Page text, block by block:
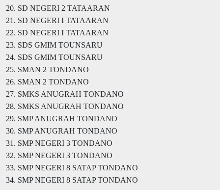
20. SD NEGERI 2 TATAARAN
21. SD NEGERI I TATAARAN
22. SD NEGERI I TATAARAN
23. SDS GMIM TOUNSARU
24. SDS GMIM TOUNSARU
25. SMAN 2 TONDANO
26. SMAN 2 TONDANO
27. SMKS ANUGRAH TONDANO
28. SMKS ANUGRAH TONDANO
29. SMP ANUGRAH TONDANO
30. SMP ANUGRAH TONDANO
31. SMP NEGERI 3 TONDANO
32. SMP NEGERI 3 TONDANO
33. SMP NEGERI 8 SATAP TONDANO
34. SMP NEGERI 8 SATAP TONDANO